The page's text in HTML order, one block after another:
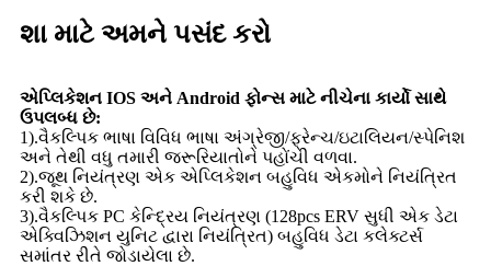
શા માટે અમને પસંદ કરો
એપ્લિકેશન IOS અને Android ફોન્સ માટે નીચેના કાર્યો સાથે
ઉપલબ્ધ છે:
1).વૈકલ્પિક ભાષા વિવિધ ભાષા અંગ્રેજી/ફ્રેન્ચ/ઇટાલિયન/સ્પેનિશ
અને તેથી વધુ તમારી જરૂરિયાતોને પહોંચી વળવા.
2).જૂથ નિયંત્રણ એક એપ્લિકેશન બહુવિધ એકમોને નિયંત્રિત
કરી શકે છે.
3).વૈકલ્પિક PC કેન્દ્રિય નિયંત્રણ (128pcs ERV સુધી એક ડેટા
એક્વિઝિશન યુનિટ દ્વારા નિયંત્રિત) બહુવિધ ડેટા કલેક્ટર્સ
સમાંતર રીતે જોડાયેલા છે.